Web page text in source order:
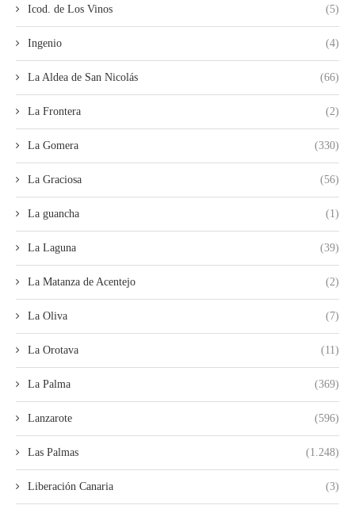
Icod. de Los Vinos (5)
Ingenio (4)
La Aldea de San Nicolás (66)
La Frontera (2)
La Gomera (330)
La Graciosa (56)
La guancha (1)
La Laguna (39)
La Matanza de Acentejo (2)
La Oliva (7)
La Orotava (11)
La Palma (369)
Lanzarote (596)
Las Palmas (1.248)
Liberación Canaria (3)